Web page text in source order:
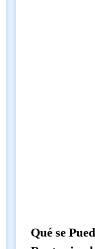
Qué se